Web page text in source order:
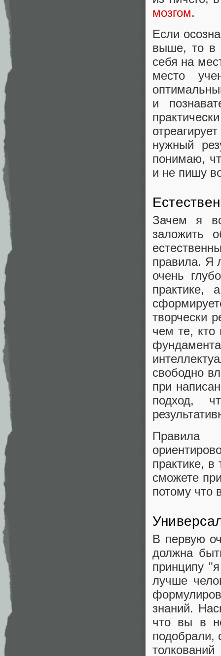
мозгом.
Если
выше, то в
себя на
место
и
нужный
понимаю,
и не пишу
Зачем я
заложить
правила. Я
очень
практике,
творчески
чем те, кто
свободно
при
подход,
Правила
практике,
сможете
потому что
В первую
должна
принципу
лучше
знаний.
что вы в
подобрали,